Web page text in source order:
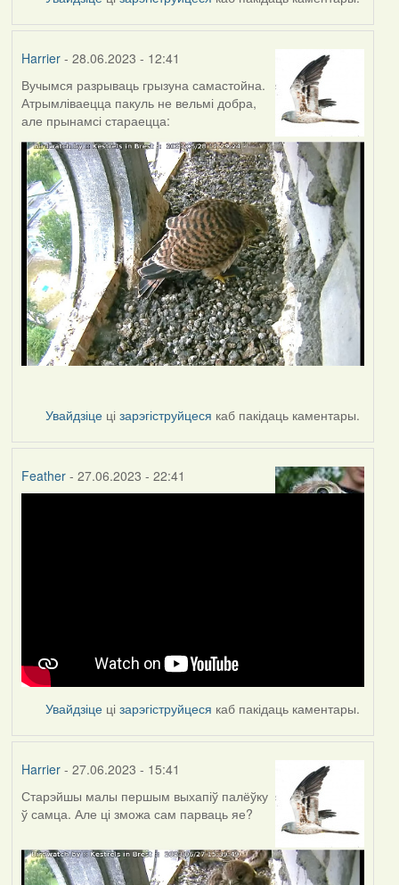
Harrier- 28.06.2023 - 12:41
Вучымся разрываць грызуна самастойна.
Атрымліваецца пакуль не вельмі добра,
але прынамсі стараецца:
Увайдзіце цізарэгіструйцеся каб пакідаць каментары.
Feather- 27.06.2023 - 22:41
Увайдзіце цізарэгіструйцеся каб пакідаць каментары.
Harrier- 27.06.2023 - 15:41
Старэйшы малы першым выхапіў палёўку
ў самца. Але ці зможа сам парваць яе?